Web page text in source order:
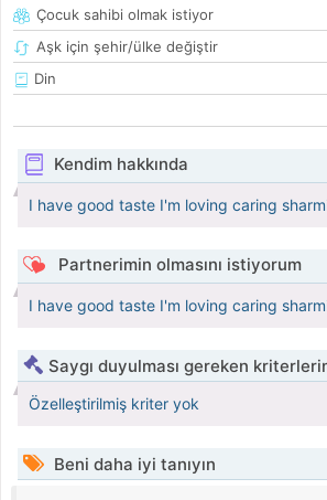
Çocuk sahibi olmak istiyor
Aşk için şehir/ülke değiştir
Din
Kendim hakkında
I have good taste I'm loving caring
Partnerimin olmasını istiyorum
I have good taste I'm loving caring
Saygı duyulması gereken
Özelleştirilmiş kriter yok
Beni daha iyi tanıyın